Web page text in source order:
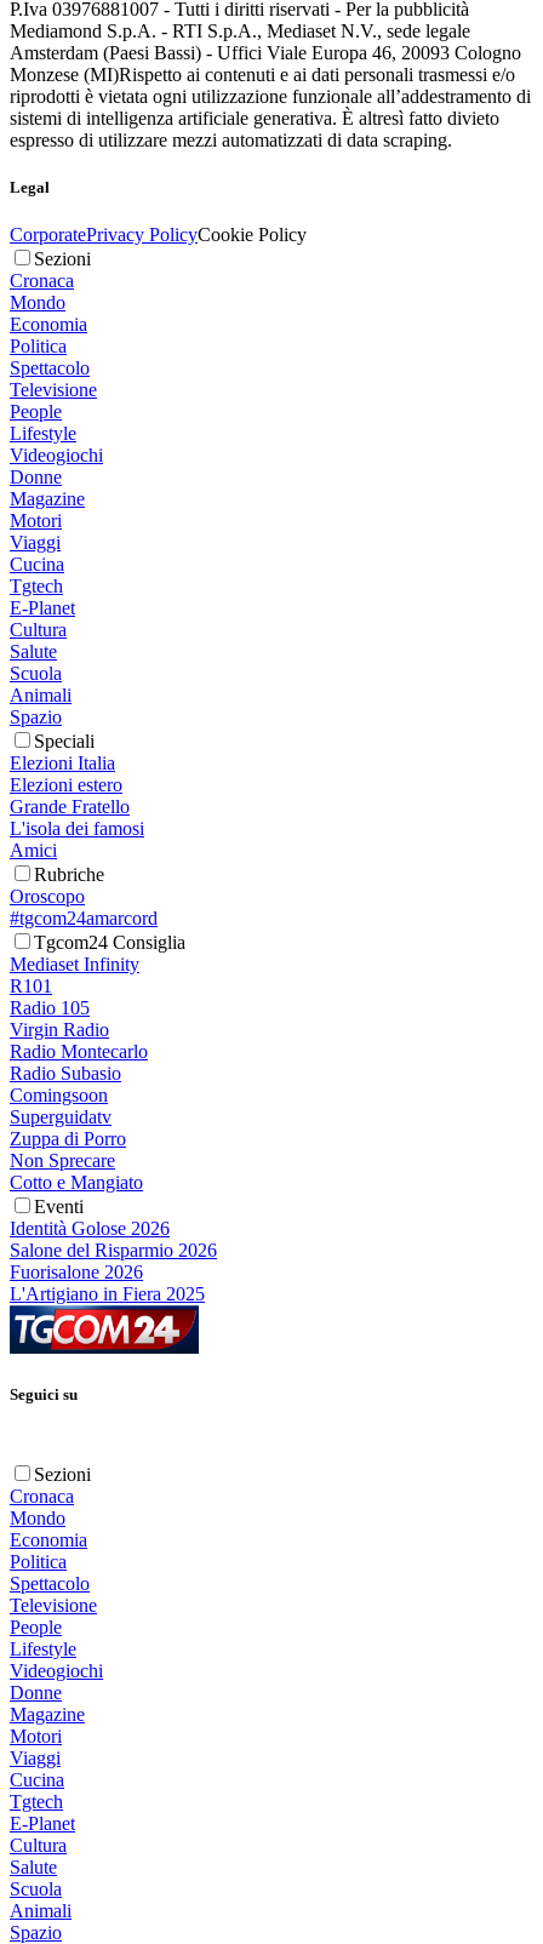
P.Iva 03976881007 - Tutti i diritti riservati - Per la pubblicità
Mediamond S.p.A. - RTI S.p.A., Mediaset N.V., sede legale
Amsterdam (Paesi Bassi) - Uffici Viale Europa 46, 20093 Cologno
Monzese (MI)Rispetto ai contenuti e ai dati personali trasmessi e/o
riprodotti è vietata ogni utilizzazione funzionale all’addestramento di
sistemi di intelligenza artificiale generativa. È altresì fatto divieto
espresso di utilizzare mezzi automatizzati di data scraping.
Legal
CorporatePrivacy PolicyCookie Policy
Sezioni
Cronaca
Mondo
Economia
Politica
Spettacolo
Televisione
People
Lifestyle
Videogiochi
Donne
Magazine
Motori
Viaggi
Cucina
Tgtech
E-Planet
Cultura
Salute
Scuola
Animali
Spazio
Speciali
Elezioni Italia
Elezioni estero
Grande Fratello
L'isola dei famosi
Amici
Rubriche
Oroscopo
#tgcom24amarcord
Tgcom24 Consiglia
Mediaset Infinity
R101
Radio 105
Virgin Radio
Radio Montecarlo
Radio Subasio
Comingsoon
Superguidatv
Zuppa di Porro
Non Sprecare
Cotto e Mangiato
Eventi
Identità Golose 2026
Salone del Risparmio 2026
Fuorisalone 2026
L'Artigiano in Fiera 2025
Seguici su
Sezioni
Cronaca
Mondo
Economia
Politica
Spettacolo
Televisione
People
Lifestyle
Videogiochi
Donne
Magazine
Motori
Viaggi
Cucina
Tgtech
E-Planet
Cultura
Salute
Scuola
Animali
Spazio